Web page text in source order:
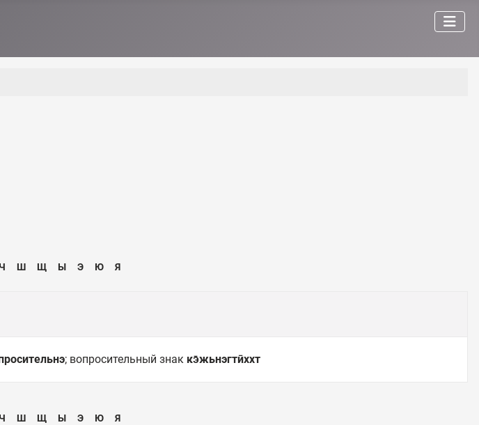
Ч Ш Щ Ы Э Ю Я
; вопросительный знак кэ̄жьнэгтӣххт
Ч Ш Щ Ы Э Ю Я